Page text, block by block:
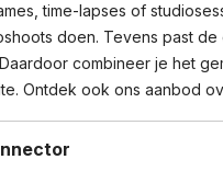
time-lapses of
doen. Tevens past
combineer je het
. Ontdek ook ons aanbod